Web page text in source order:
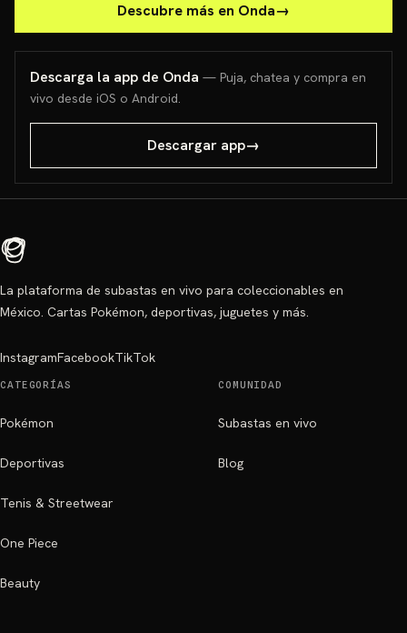
Descubre más en Onda→
Descarga la app de Onda — Puja, chatea y compra en
vivo desde iOS o Android.
Descargar app→
La plataforma de subastas en vivo para coleccionables en
México. Cartas Pokémon, deportivas, juguetes y más.
InstagramFacebookTikTok
CATEGORÍAS
Pokémon
Deportivas
Tenis & Streetwear
One Piece
Beauty
COMUNIDAD
Subastas en vivo
Blog